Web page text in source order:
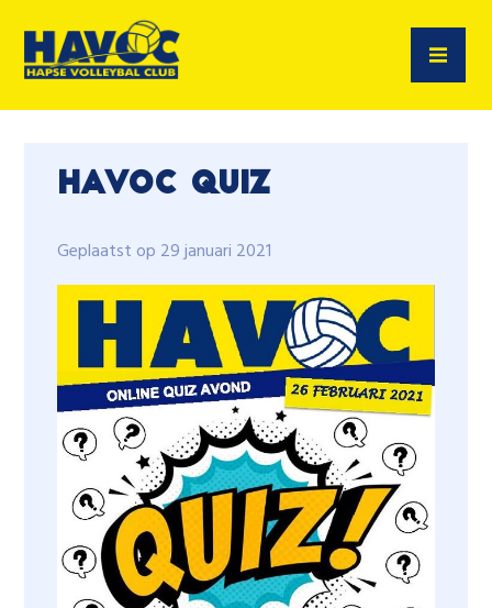
HaVoC quiz
Geplaatst op 29 januari 2021